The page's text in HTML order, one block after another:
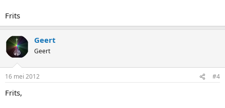
Frits
Geert
Geert
16 mei 2012 #4
Frits,